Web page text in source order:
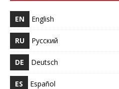
EN English
RU Русский
DE Deutsch
ES Español